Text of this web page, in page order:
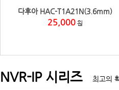
다후아 HAC-T1A21N(3.6mm)
25,000 원
NVR-IP 시리즈 최고의